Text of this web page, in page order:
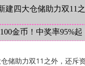
四大仓储助力双11
金币！中奖率95%起
助力双11之外，还斥资